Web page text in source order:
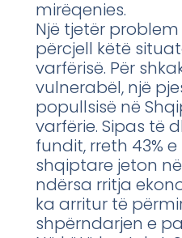
mirëqenies.
Një tjetër
përcjell këtë
varfërisë. Për
vulnerabël, një
popullsisë në
varfërie. Sipas të
fundit, rreth 43%
shqiptare jeton
ndërsa rritja
ka arritur të
shpërndarjen e